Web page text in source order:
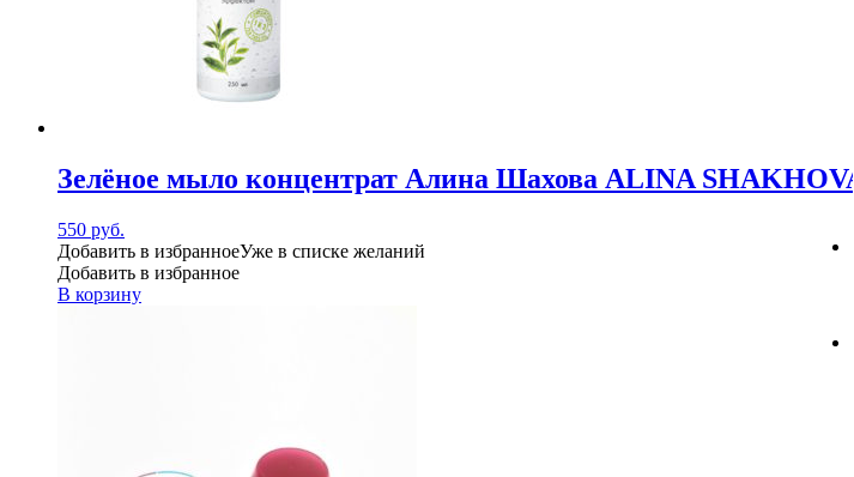
Зелёное мыло концентрат Алина Шахова ALINA SHAKHOVA
550 руб.
Добавить в избранноеУже в списке желаний
Добавить в избранное
В корзину